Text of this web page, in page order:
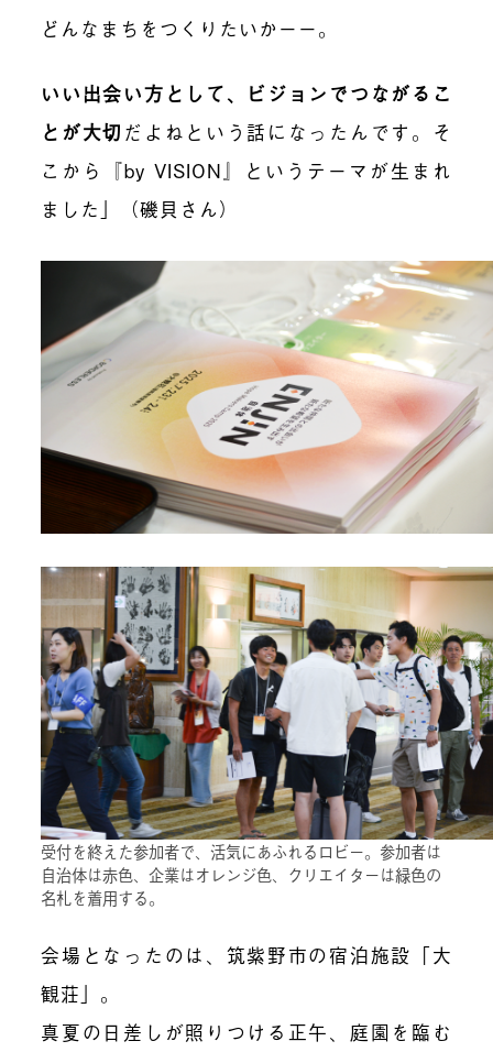
どんなまちをつくりたいかーー。
いい出会い方として、ビジョンでつながるこ
とが大切 だよねという話になったんです。そ
こから『by VISION』というテーマが生まれ
ました」（磯貝さん）
受付を終えた参加者で、活気にあふれるロビー。参加者は
自治体は赤色、企業はオレンジ色、クリエイターは緑色の
名札を着用する。
会場となったのは、筑紫野市の宿泊施設「大
観荘」。
真夏の日差しが照りつける正午、庭園を臨む